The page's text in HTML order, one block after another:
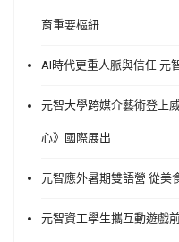
育重要樞紐
AI時代更重人脈與信任 元
元智大學跨媒介藝術登上
心》國際展出
元智應外暑期雙語營 從美
元智資工學生攜互動遊戲